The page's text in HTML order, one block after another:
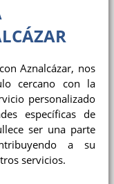
Aznalcázar, nos
cercano con la
personalizado
específicas de
ser una parte
a su
servicios.